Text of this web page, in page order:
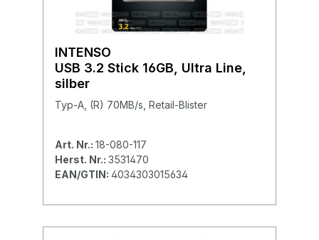
INTENSO
USB 3.2 Stick 16GB, Ultra Line,
silber
Typ-A, (R) 70MB/s, Retail-Blister
Art. Nr.: 18-080-117
Herst. Nr.: 3531470
EAN/GTIN: 4034303015634